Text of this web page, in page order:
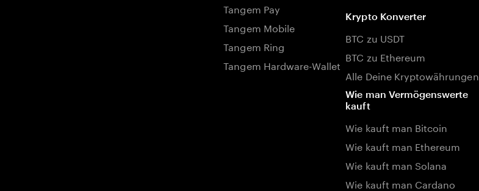
Tangem Pay
Tangem Mobile
Tangem Ring
Tangem Hardware-Wallet
Krypto Konverter
BTC zu USDT
BTC zu Ethereum
Alle Deine Kryptowährungen
Wie man Vermögenswerte
kauft
Wie kauft man Bitcoin
Wie kauft man Ethereum
Wie kauft man Solana
Wie kauft man Cardano